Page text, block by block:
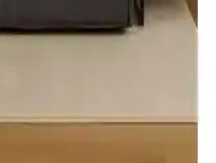
ve ayarlanabilir sırt desteğiyle
çok yönlü bir koltuk. Renk
uzun ömürlü kullanım sağlar.
ve şönil kumaşların